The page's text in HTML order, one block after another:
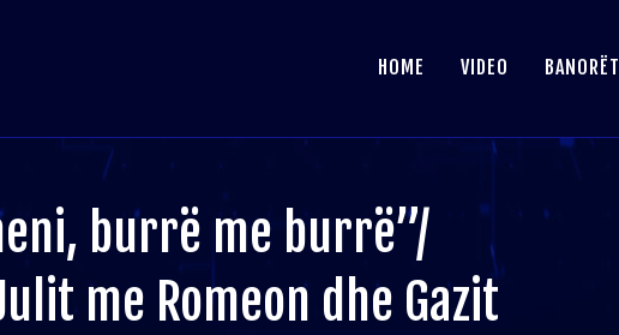
HOME VIDEO BANORËT
burrë me burrë”/
me Romeon dhe Gazit